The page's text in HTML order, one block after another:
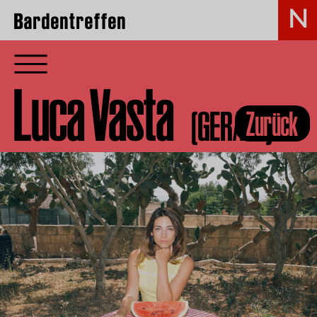
Bardentreffen
Luca Vasta (GER/ITA)Zurück